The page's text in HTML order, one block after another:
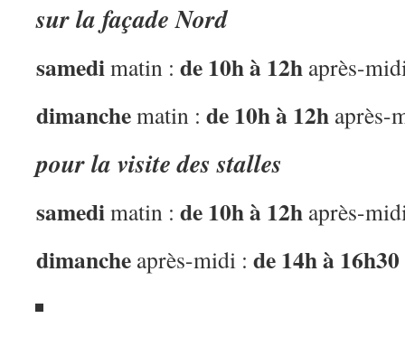
sur la façade Nord
samedimatin : de 10h à 12h après-
dimanchematin : de 10h à 12h après-
pour la visite des stalles
samedimatin : de 10h à 12h après-
dimanche après-midi : de 14h à 16h30